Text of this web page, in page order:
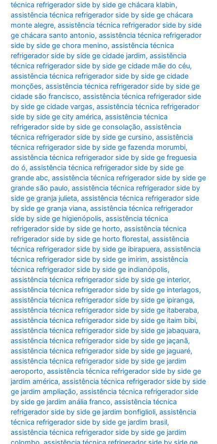
técnica refrigerador side by side ge chácara klabin,
assistência técnica refrigerador side by side ge chácara
monte alegre,assistência técnica refrigerador side by side
ge chácara santo antonio,assistência técnica refrigerador
side by side ge chora menino,assistência técnica
refrigerador side by side ge cidade jardim,assistência
técnica refrigerador side by side ge cidade mãe do céu,
assistência técnica refrigerador side by side ge cidade
monções,assistência técnica refrigerador side by side ge
cidade são francisco,assistência técnica refrigerador side
by side ge cidade vargas,assistência técnica refrigerador
side by side ge city américa,assistência técnica
refrigerador side by side ge consolação,assistência
técnica refrigerador side by side ge cursino,assistência
técnica refrigerador side by side ge fazenda morumbi,
assistência técnica refrigerador side by side ge freguesia
do ó,assistência técnica refrigerador side by side ge
grande abc,assistência técnica refrigerador side by side ge
grande são paulo,assistência técnica refrigerador side by
side ge granja julieta,assistência técnica refrigerador side
by side ge granja viana,assistência técnica refrigerador
side by side ge higienópolis,assistência técnica
refrigerador side by side ge horto,assistência técnica
refrigerador side by side ge horto florestal,assistência
técnica refrigerador side by side ge ibirapuera,assistência
técnica refrigerador side by side ge imirim,assistência
técnica refrigerador side by side ge indianópolis,
assistência técnica refrigerador side by side ge interior,
assistência técnica refrigerador side by side ge interlagos,
assistência técnica refrigerador side by side ge ipiranga,
assistência técnica refrigerador side by side ge itaberaba,
assistência técnica refrigerador side by side ge itaim bibi,
assistência técnica refrigerador side by side ge jabaquara,
assistência técnica refrigerador side by side ge jaçanã,
assistência técnica refrigerador side by side ge jaguaré,
assistência técnica refrigerador side by side ge jardim
aeroporto,assistência técnica refrigerador side by side ge
jardim américa,assistência técnica refrigerador side by side
ge jardim ampliação,assistência técnica refrigerador side
by side ge jardim anália franco,assistência técnica
refrigerador side by side ge jardim bonfiglioli,assistência
técnica refrigerador side by side ge jardim brasil,
assistência técnica refrigerador side by side ge jardim